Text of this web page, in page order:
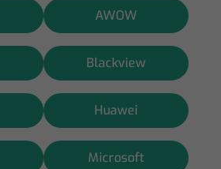
AWOW
Blackview
Huawei
Microsoft